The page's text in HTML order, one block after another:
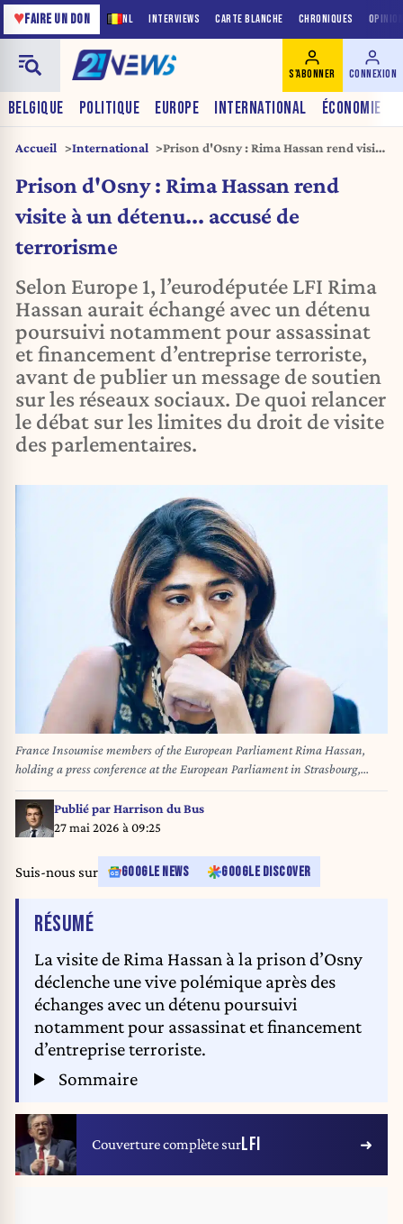
NL INTERVIEWS CARTE BLANCHE CHRONIQUES
♥FAIRE UN DON
BELGIQUE POLITIQUE EUROPE INTERNATIONAL ÉCONOMIE
S'ABONNER CONNEXION
Accueil International
Prison d'Osny : Rima Hassan rend visite
Prison d'Osny : Rima Hassan rend
visite à un détenu... accusé de
terrorisme
Selon Europe 1, l’eurodéputée LFI Rima
Hassan aurait échangé avec un détenu
poursuivi notamment pour assassinat
et financement d’entreprise terroriste,
avant de publier un message de soutien
sur les réseaux sociaux. De quoi relancer
le débat sur les limites du droit de visite
des parlementaires.
France Insoumise members of the European Parliament Rima Hassan,
holding a press conference at the European Parliament in Strasbourg,
northeastern France, on June 17, 2025. Topics included the NATO summit
and Israeli attacks on Iran, the founding congress of the ELA party, the
launch of a European citizens’ initiative, and the Freedom Flotilla and the
banner reading “STOP THE GENOCIDE” in the Parliament’s agora.
Photo by Nicolas Roses/ABACAPRESS.COM
Publié parHarrison du Bus
27 mai 2026 à 09:25
Suis-nous sur GOOGLE NEWS GOOGLE DISCOVER
RÉSUMÉDE L'ARTICLE
La visite de Rima Hassan à la prison d’Osny
déclenche une vive polémique après des
échanges avec un détenu poursuivi
notamment pour assassinat et financement
d’entreprise terroriste.
Sommaire
Couverture complète surLFI